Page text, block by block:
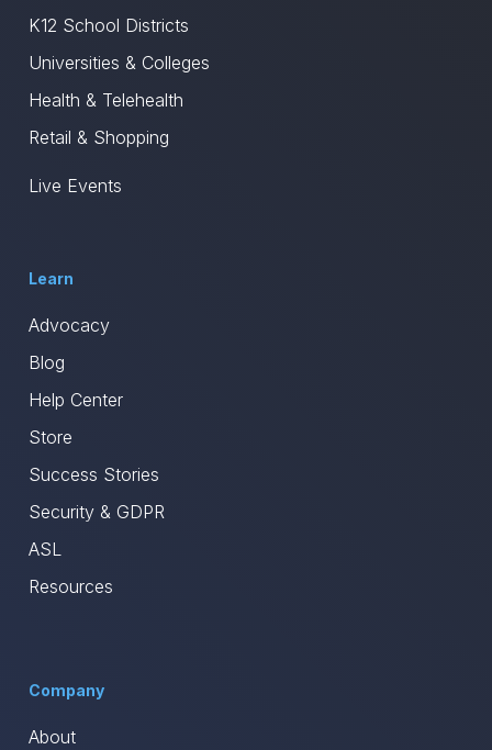
K12 School Districts
Universities & Colleges
Health & Telehealth
Retail & Shopping
Live Events
Learn
Advocacy
Blog
Help Center
Store
Success Stories
Security & GDPR
ASL
Resources
Company
About